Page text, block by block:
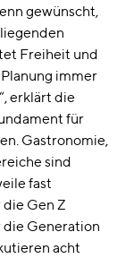
gewünscht,
Freiheit und
immer
erklärt die
für
Gastronomie,
sind
fast
Gen Z
die Generation
acht